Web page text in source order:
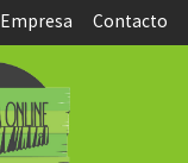
Empresa Contacto